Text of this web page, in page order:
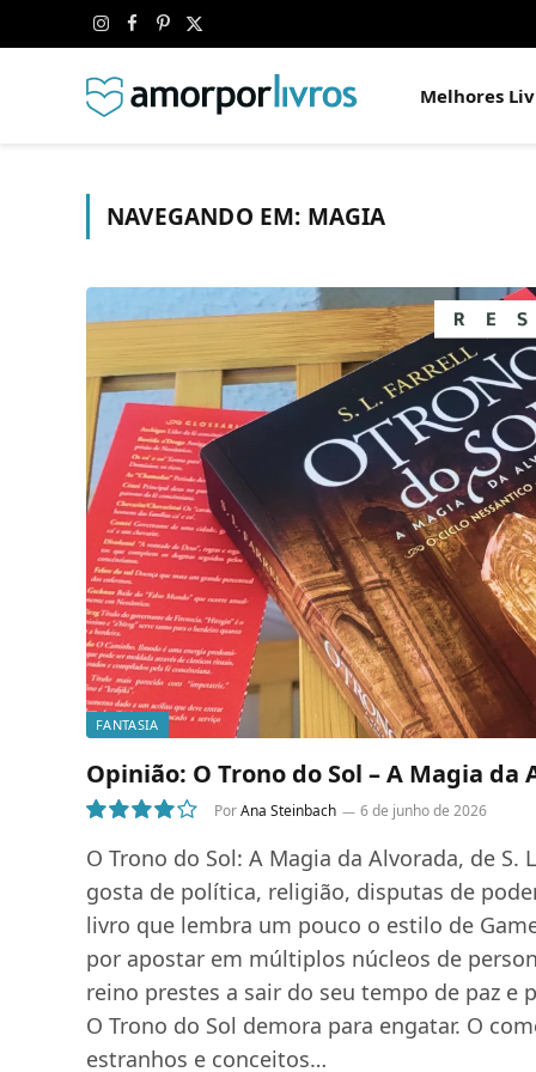
Instagram
Facebook
Pinterest
X
Melhores
NAVEGANDO EM: MAGIA
FANTASIA
Opinião: O Trono do Sol – A Magia da
8
PorAna Steinbach 6 de junho de 2026
O Trono do Sol: A Magia da Alvorada, de
gosta de política, religião, disputas de
livro que lembra um pouco o estilo de
por apostar em múltiplos núcleos de
reino prestes a sair do seu tempo de paz e
O Trono do Sol demora para engatar. O
estranhos e conceitos…